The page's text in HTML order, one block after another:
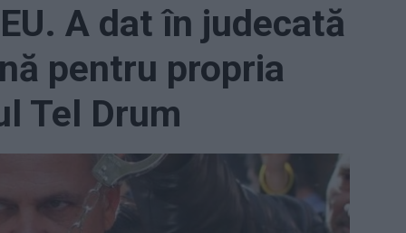
A dat în judecată
pentru propria
Tel Drum